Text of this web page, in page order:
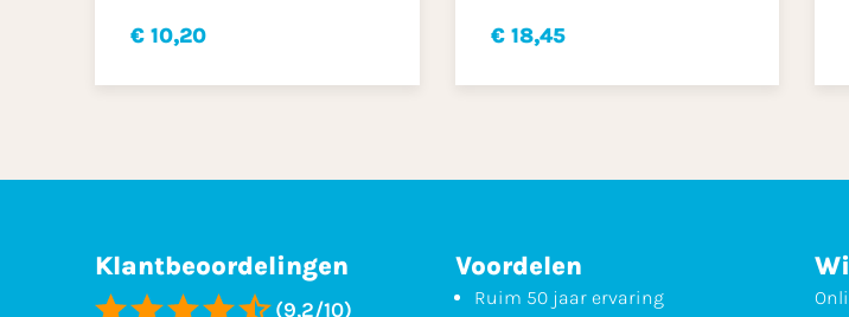
€ 10,20 € 18,45
Klantbeoordelingen
(9,2/10)
Voordelen
Ruim 50 jaar ervaring